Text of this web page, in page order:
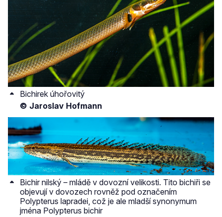
Bichirek úhořovitý
© Jaroslav Hofmann
Bichir nilský – mládě v dovozní velikosti. Tito bichiři se
objevují v dovozech rovněž pod označením
Polypterus lapradei, což je ale mladší synonymum
jména Polypterus bichir